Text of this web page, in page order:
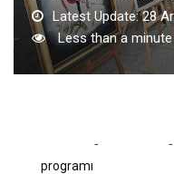
Latest Update: 28
Less than a minute
- -
programı